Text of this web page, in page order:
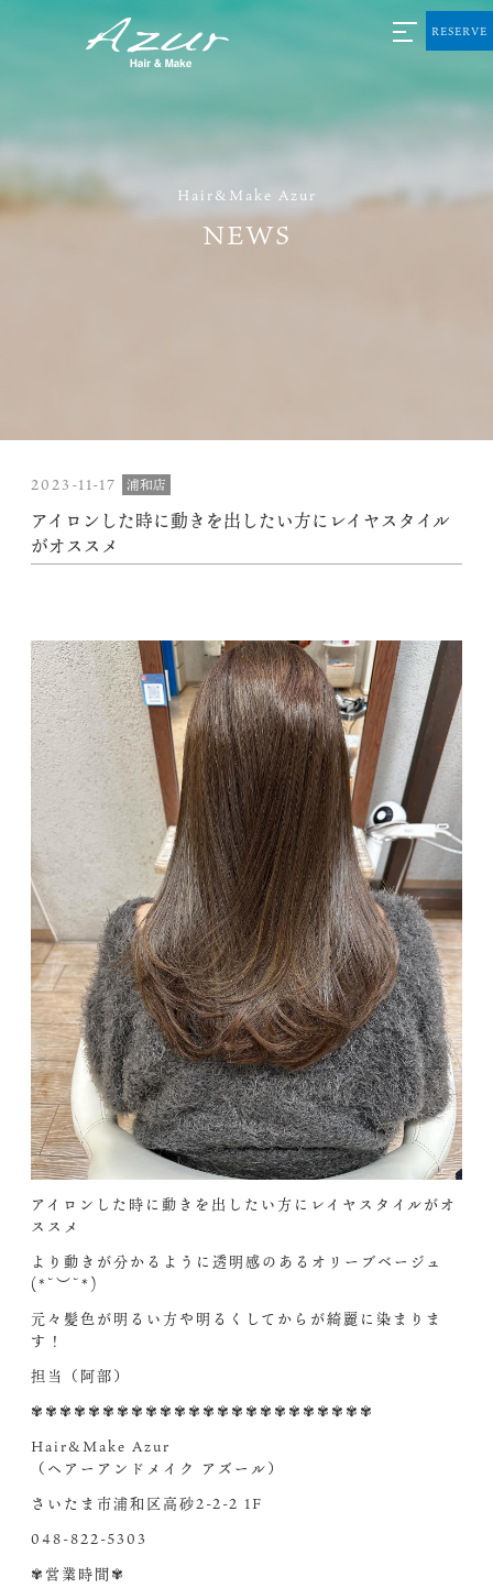
Hair&Make Azur
NEWS
RESERVE
2023-11-17 浦和店
アイロンした時に動きを出したい方にレイヤスタイル
がオススメ
アイロンした時に動きを出したい方にレイヤスタイルがオ
ススメ
より動きが分かるように透明感のあるオリーブベージュ
(*˘︶˘*)
元々髪色が明るい方や明るくしてからが綺麗に染まりま
す！
担当（阿部）
✾✾✾✾✾✾✾✾✾✾✾✾✾✾✾✾✾✾✾✾✾✾✾✾
Hair&Make Azur
（ヘアーアンドメイク アズール）
さいたま市浦和区高砂2-2-2 1F
048-822-5303
✾営業時間✾